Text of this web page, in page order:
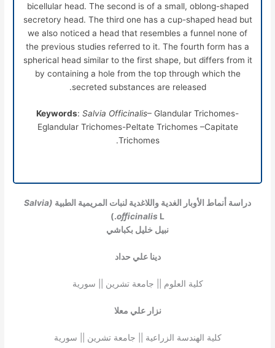
bicellular head. The second is of a small, oblong-shaped
secretory head. The third one has a cup-shaped head but
we also noticed a head that resembles a funnel none of
the previous studies referred to it. The fourth form has a
spherical head similar to the first shape, but differs from it
by containing a hole from the top through which the
secreted substances are released.
Keywords: Salvia Officinalis– Glandular Trichomes-
Eglandular Trichomes-Peltate Trichomes –Capitate
Trichomes.
دراسة أنماط الأوبار الغدية واللاغدية لنبات المريمية الطبية
(Salvia
oﬃcinalis L.)
نبيل خليل بكباشي
دينا علي حداد
كلية العلوم || جامعة تشرين || سورية
نزار علي معلا
كلية الهندسة الزراعية || جامعة تشرين || سورية